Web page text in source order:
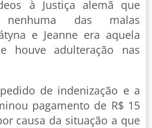
à Justiça alemã que
das malas
e Jeanne era aquela
houve adulteração nas
de indenização e a
pagamento de R$ 15
causa da situação a que